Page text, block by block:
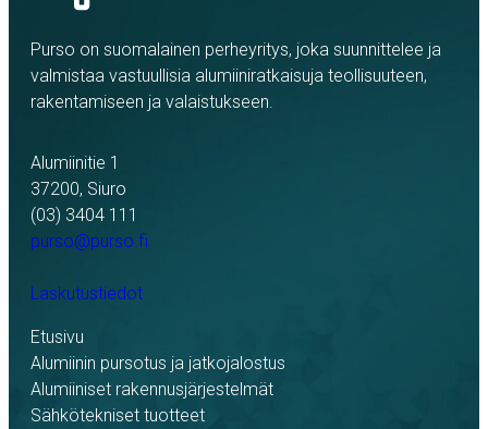
Purso on suomalainen perheyritys, joka suunnittelee ja
valmistaa vastuullisia alumiiniratkaisuja teollisuuteen,
rakentamiseen ja valaistukseen.
Alumiinitie 1
37200, Siuro
(03) 3404 111
purso@purso.fi
Laskutustiedot
Etusivu
Alumiinin pursotus ja jatkojalostus
Alumiiniset rakennusjärjestelmät
Sähkötekniset tuotteet